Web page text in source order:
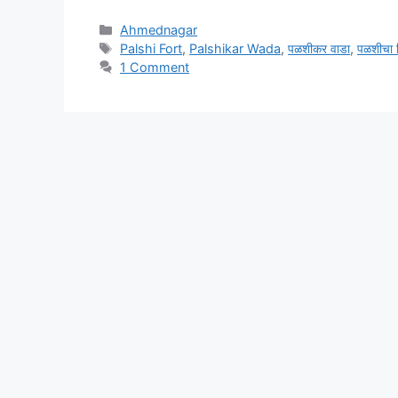
Categories
Ahmednagar
Tags
Palshi Fort, Palshikar Wada,पळशीकर वाडा,पळशीचा
1 Comment